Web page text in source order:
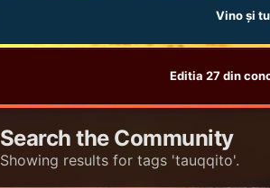
Vino și
Editia 27 din
Search the Community
Showing results for tags 'tauqqito'.